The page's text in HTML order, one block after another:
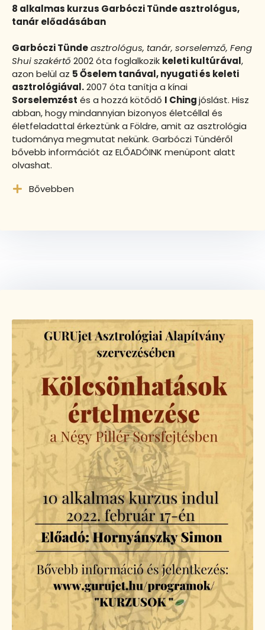
8 alkalmas kurzus Garbóczi Tünde asztrológus,
tanár előadásában
Garbóczi Tündeasztrológus, tanár, sorselemző, Feng
Shui szakértő 2002 óta foglalkozik keleti kultúrával,
azon belül az 5 Őselem tanával, nyugati és keleti
asztrológiával.2007 óta tanítja a kínai
Sorselemzést és a hozzá kötődő I Chingjóslást. Hisz
abban, hogy mindannyian bizonyos életcéllal és
életfeladattal érkeztünk a Földre, amit az asztrológia
tudománya megmutat nekünk. Garbóczi Tündéről
bővebb információt az ELŐADÓINK menüpont alatt
olvashat.
Bővebben